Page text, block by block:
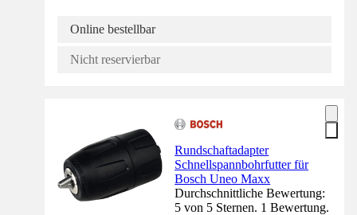
Online bestellbar
Nicht reservierbar
Rundschaftadapter
Schnellspannbohrfutter für
Bosch Uneo Maxx
Durchschnittliche Bewertung:
5 von 5 Sternen. 1 Bewertung.